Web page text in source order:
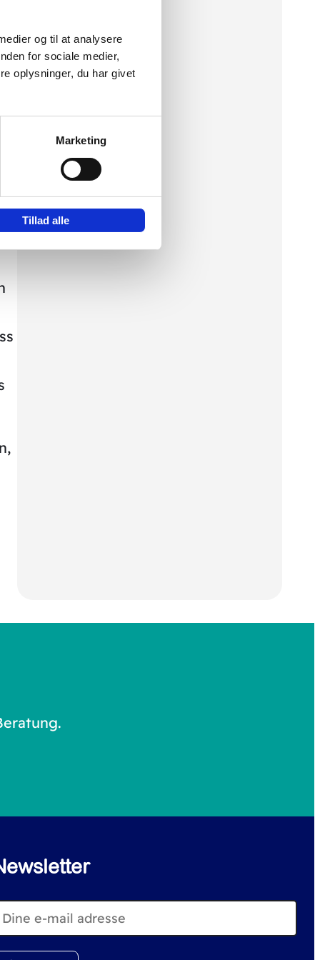
og til at analysere
for sociale medier,
oplysninger, du har givet
Marketing
Tillad alle